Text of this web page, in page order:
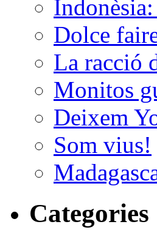
Dolce
La racció
Monitos
Deixem
Som vius!
Categories